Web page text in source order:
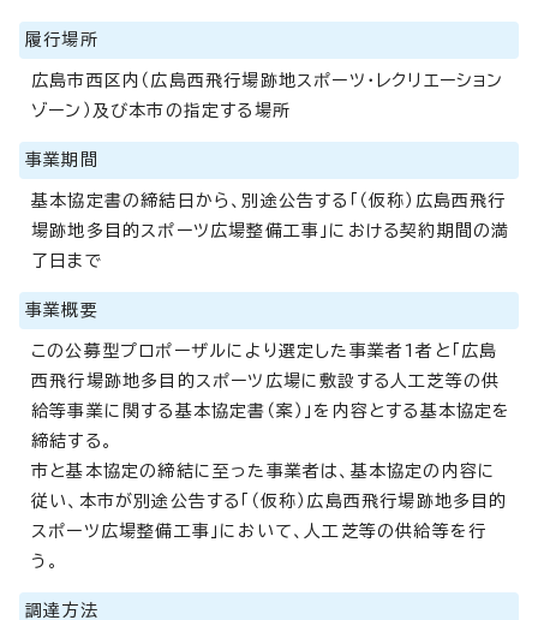
履行場所
広島市西区内（広島西飛行場跡地スポーツ・レクリエーション
ゾーン）及び本市の指定する場所
事業期間
基本協定書の締結日から、別途公告する「（仮称）広島西飛行
場跡地多目的スポーツ広場整備工事」における契約期間の満
了日まで
事業概要
この公募型プロポーザルにより選定した事業者1者と「広島
西飛行場跡地多目的スポーツ広場に敷設する人工芝等の供
給等事業に関する基本協定書（案）」を内容とする基本協定を
締結する。
市と基本協定の締結に至った事業者は、基本協定の内容に
従い、本市が別途公告する「（仮称）広島西飛行場跡地多目的
スポーツ広場整備工事」において、人工芝等の供給等を行
う。
調達方法